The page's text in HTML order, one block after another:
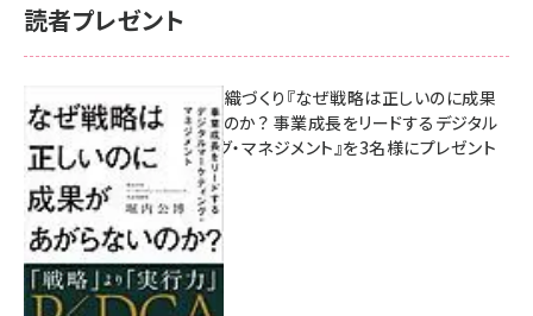
読者プレゼント
成果を生む組織づくり『なぜ戦略は正しいのに成果
があがらないのか？ 事業成長をリードするデジタル
マーケティング・マネジメント』を3名様にプレゼント
8月7日 10:00